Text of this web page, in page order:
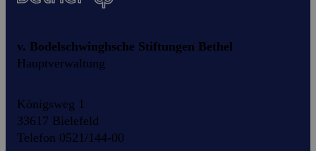
v. Bodelschwinghsche Stiftungen Bethel
Hauptverwaltung
Königsweg 1
33617 Bielefeld
Telefon 0521/144-00